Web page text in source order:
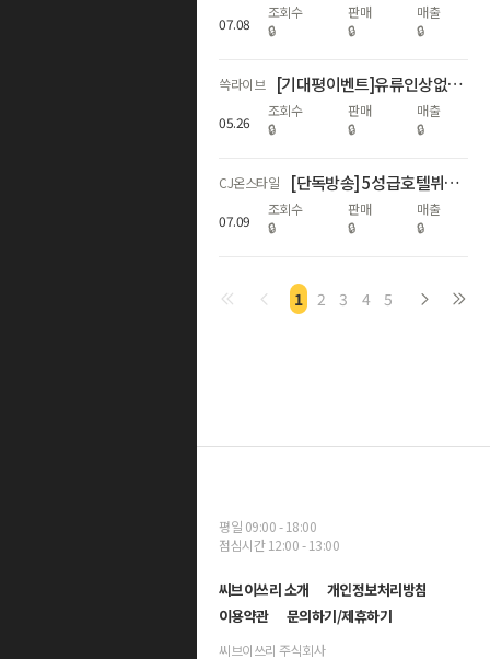
07.08
조회수
🔒
판매
🔒
매출
🔒
쓱라이브 [기대평이벤트]유류인상없음/호핑투어/비자 ALL포함❤️에메랄드빛 마나도 완벽패키지 59만원대~
05.26
조회수
🔒
판매
🔒
매출
🔒
CJ온스타일 [단독방송] 5성급호텔뷔페/인스파이어 셰프스 키친 여름 성수기 시즌
07.09
조회수
🔒
판매
🔒
매출
🔒
1 2 3 4 5
평일 09:00 - 18:00
점심시간 12:00 - 13:00
씨브이쓰리 소개
개인정보처리방침
이용약관
문의하기/제휴하기
씨브이쓰리 주식회사